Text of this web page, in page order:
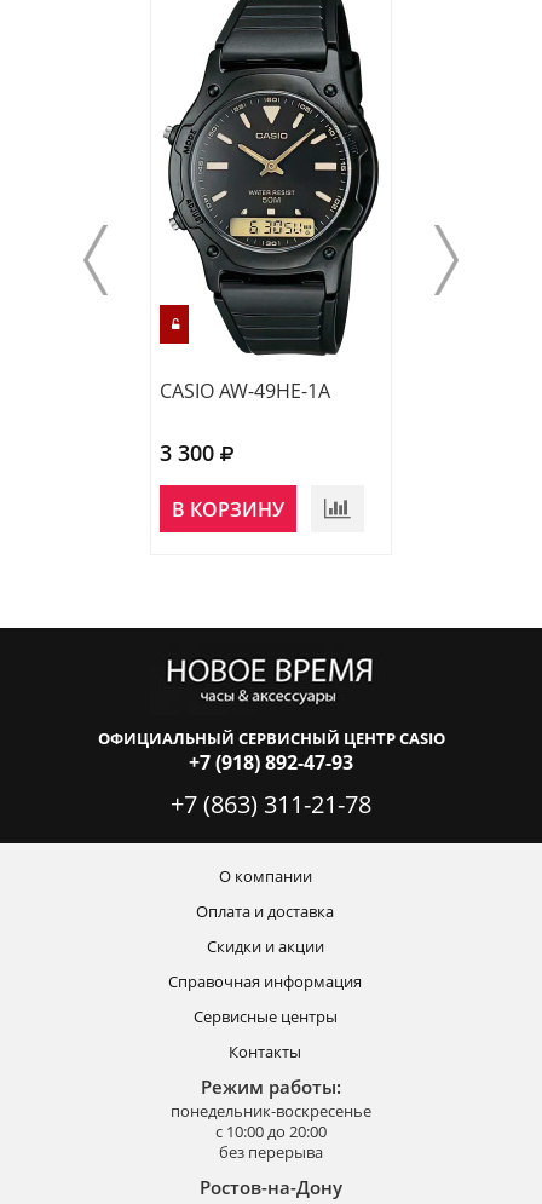
CASIO AW-49HE-1A
3 300
В КОРЗИНУ
ОФИЦИАЛЬНЫЙ СЕРВИСНЫЙ ЦЕНТР CASIO
+7 (918) 892-47-93
+7 (863) 311-21-78
О компании
Оплата и доставка
Скидки и акции
Справочная информация
Сервисные центры
Контакты
Режим работы:
понедельник-воскресенье
с 10:00 до 20:00
без перерыва
Ростов-на-Дону